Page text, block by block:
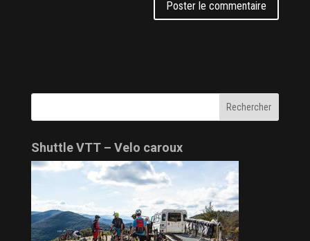
Shuttle VTT – Velo caroux